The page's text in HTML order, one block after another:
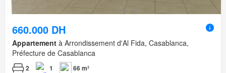
660.000 DH
Appartement à Arrondissement d'Al Fida, Casablanca,
Préfecture de Casablanca
2 1 66 m²